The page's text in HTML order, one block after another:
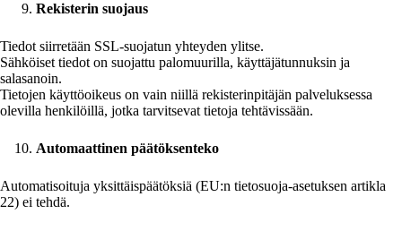
Rekisterin suojaus
Tiedot siirretään SSL-suojatun yhteyden ylitse.
Sähköiset tiedot on suojattu palomuurilla, käyttäjätunnuksin ja
salasanoin.
Tietojen käyttöoikeus on vain niillä rekisterinpitäjän palveluksessa
olevilla henkilöillä, jotka tarvitsevat tietoja tehtävissään.
Automaattinen päätöksenteko
Automatisoituja yksittäispäätöksiä (EU:n tietosuoja-asetuksen artikla
22) ei tehdä.